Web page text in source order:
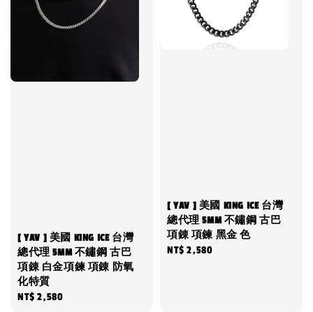
[ YAV ] 美國 KING ICE 台灣
總代理 5MM 不鏽鋼 古巴
項錬 白金項鍊 項錬 防氧
化特質
Regular
NT$ 2,580
[ YAV ] 美國 KING ICE 台灣
總代理 5MM 不鏽鋼 古巴
項錬 項鍊 黑金 色
Regular
NT$ 2,580